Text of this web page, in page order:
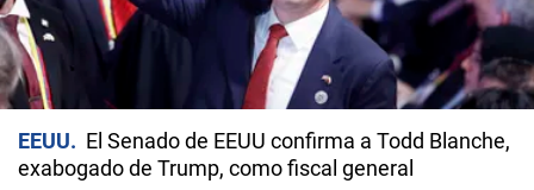
EEUU
El Senado de EEUU confirma a Todd Blanche,
exabogado de Trump, como fiscal general